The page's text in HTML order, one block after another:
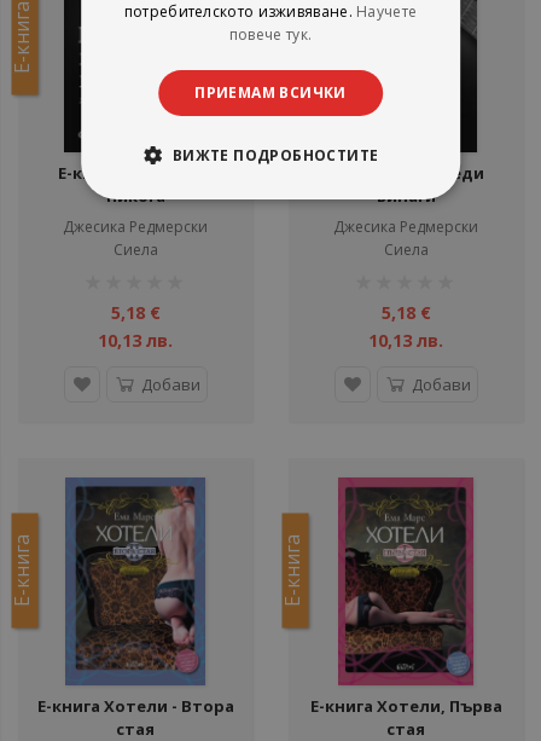
Е-книга
Е-книга Миг преди
никога
Джесика Редмерски
Сиела
5,18 €
10,13 лв.
Добави
Е-книга
Е-книга Миг преди
винаги
Джесика Редмерски
Сиела
5,18 €
10,13 лв.
Добави
Е-книга
Е-книга Хотели - Втора
стая
Е-книга
Е-книга Хотели, Първа
стая
потребителското изживяване. Научете
повече тук.
ПРИЕМАМ ВСИЧКИ
ВИЖТЕ ПОДРОБНОСТИТЕ